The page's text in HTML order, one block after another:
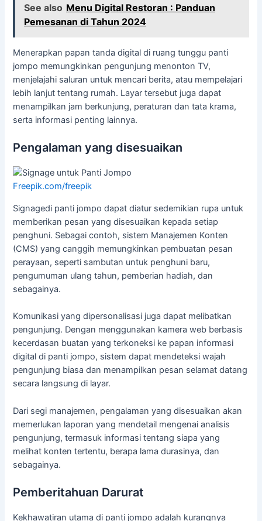
See also Menu Digital Restoran : Panduan
Pemesanan di Tahun 2024
Menerapkan papan tanda digital di ruang tunggu panti
jompo memungkinkan pengunjung menonton TV,
menjelajahi saluran untuk mencari berita, atau mempelajari
lebih lanjut tentang rumah. Layar tersebut juga dapat
menampilkan jam berkunjung, peraturan dan tata krama,
serta informasi penting lainnya.
Pengalaman yang disesuaikan
Freepik.com/freepik
Signagedi panti jompo dapat diatur sedemikian rupa untuk
memberikan pesan yang disesuaikan kepada setiap
penghuni. Sebagai contoh, sistem Manajemen Konten
(CMS) yang canggih memungkinkan pembuatan pesan
perayaan, seperti sambutan untuk penghuni baru,
pengumuman ulang tahun, pemberian hadiah, dan
sebagainya.
Komunikasi yang dipersonalisasi juga dapat melibatkan
pengunjung. Dengan menggunakan kamera web berbasis
kecerdasan buatan yang terkoneksi ke papan informasi
digital di panti jompo, sistem dapat mendeteksi wajah
pengunjung biasa dan menampilkan pesan selamat datang
secara langsung di layar.
Dari segi manajemen, pengalaman yang disesuaikan akan
memerlukan laporan yang mendetail mengenai analisis
pengunjung, termasuk informasi tentang siapa yang
melihat konten tertentu, berapa lama durasinya, dan
sebagainya.
Pemberitahuan Darurat
Kekhawatiran utama di panti jompo adalah kurangnya